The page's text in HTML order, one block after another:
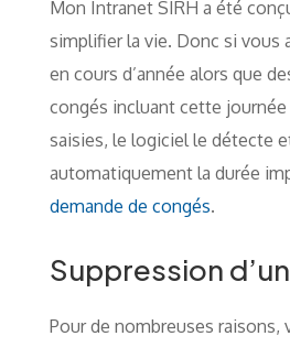
Mon Intranet SIRH a été
simplifier la vie. Donc si vous
en cours d’année alors que
congés incluant cette
saisies, le logiciel le détecte
automatiquement la durée
demande de congés.
Suppression
Pour de nombreuses raisons,